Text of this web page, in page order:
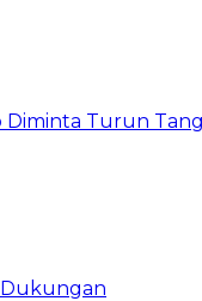
Diminta Turun
Dukungan